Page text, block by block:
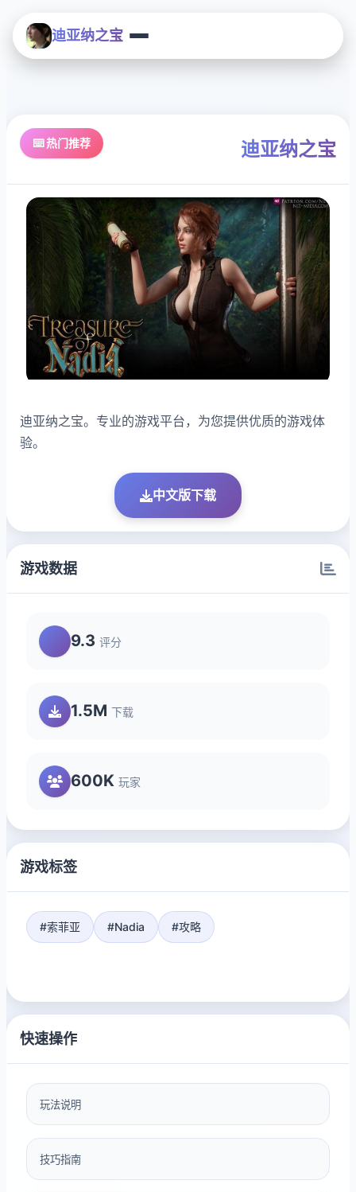
迪亚纳之宝
⌨️ 热门推荐 迪亚纳之宝
迪亚纳之宝。专业的游戏平台，为您提供优质的游戏体
验。
中文版下载
游戏数据
9.3 评分
1.5M 下载
600K 玩家
游戏标签
#索菲亚 #Nadia #攻略
快速操作
玩法说明
技巧指南